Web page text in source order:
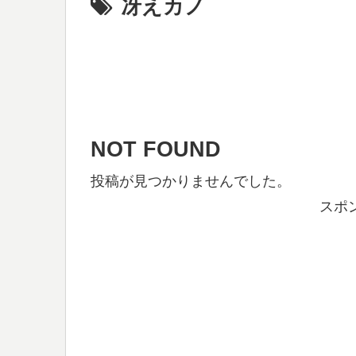
冴えカノ
NOT FOUND
投稿が見つかりませんでした。
スポ